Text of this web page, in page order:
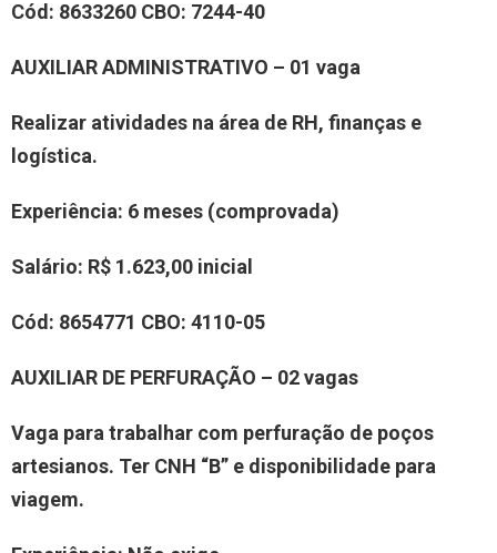
Cód: 8633260 CBO: 7244-40
AUXILIAR ADMINISTRATIVO – 01 vaga
Realizar atividades na área de RH, finanças e
logística.
Experiência: 6 meses (comprovada)
Salário: R$ 1.623,00 inicial
Cód: 8654771 CBO: 4110-05
AUXILIAR DE PERFURAÇÃO – 02vagas
Vaga para trabalhar com perfuração de poços
artesianos. Ter CNH “B” e disponibilidade para
viagem.